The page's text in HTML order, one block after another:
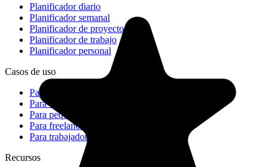
Planificador diario
Planificador semanal
Planificador de proyectos
Planificador de trabajo
Planificador personal
Casos de uso
Para estudiantes
Para equipos
Para pequeñas empresas
Para freelancers
Para trabajadores remotos
Recursos